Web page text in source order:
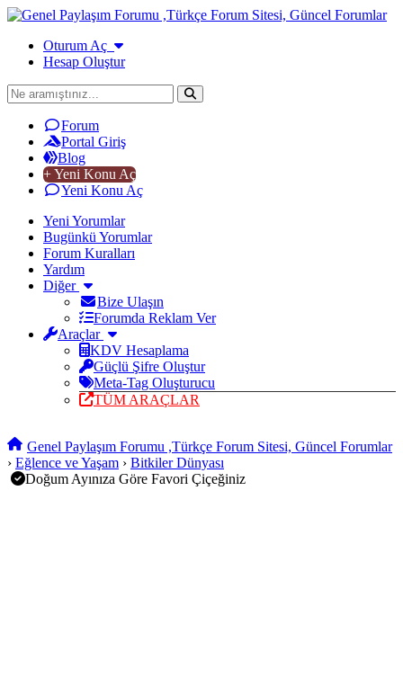
Oturum Aç
Hesap Oluştur
Forum
Portal Giriş
Blog
+ Yeni Konu Aç
Yeni Konu Aç
Yeni Yorumlar
Bugünkü Yorumlar
Forum Kuralları
Yardım
Diğer
Bize Ulaşın
Forumda Reklam Ver
Araçlar
KDV Hesaplama
Güçlü Şifre Oluştur
Meta-Tag Oluşturucu
TÜM ARAÇLAR
Genel Paylaşım Forumu ,Türkçe Forum Sitesi, Güncel Forumlar
› Eğlence ve Yaşam › Bitkiler Dünyası
Doğum Ayınıza Göre Favori Çiçeğiniz